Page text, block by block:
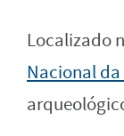
Localizado
Nacional da